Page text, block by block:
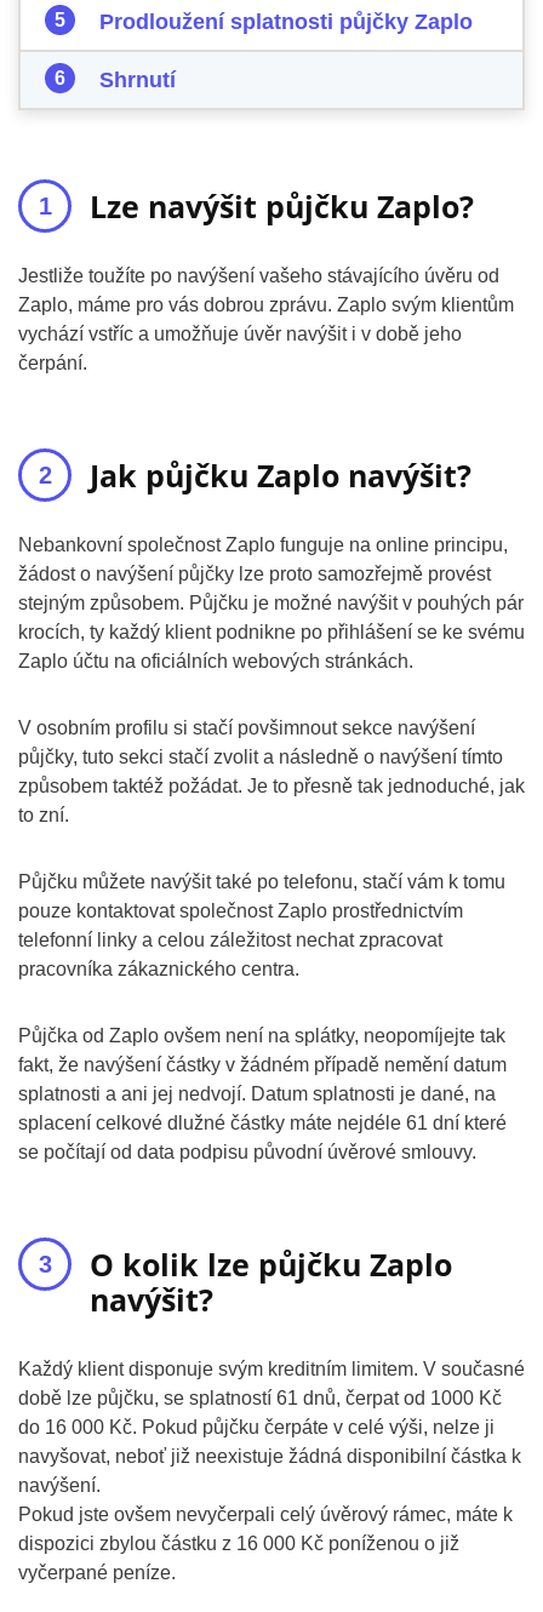
Prodloužení splatnosti půjčky Zaplo
Shrnutí
Lze navýšit půjčku Zaplo?
Jestliže toužíte po navýšení vašeho stávajícího úvěru od
Zaplo, máme pro vás dobrou zprávu. Zaplo svým klientům
vychází vstříc a umožňuje úvěr navýšit i v době jeho
čerpání.
Jak půjčku Zaplo navýšit?
Nebankovní společnost Zaplo funguje na online principu,
žádost o navýšení půjčky lze proto samozřejmě provést
stejným způsobem. Půjčku je možné navýšit v pouhých pár
krocích, ty každý klient podnikne po přihlášení se ke svému
Zaplo účtu na oficiálních webových stránkách.
V osobním profilu si stačí povšimnout sekce navýšení
půjčky, tuto sekci stačí zvolit a následně o navýšení tímto
způsobem taktéž požádat. Je to přesně tak jednoduché, jak
to zní.
Půjčku můžete navýšit také po telefonu, stačí vám k tomu
pouze kontaktovat společnost Zaplo prostřednictvím
telefonní linky a celou záležitost nechat zpracovat
pracovníka zákaznického centra.
Půjčka od Zaplo ovšem není na splátky, neopomíjejte tak
fakt, že navýšení částky v žádném případě nemění datum
splatnosti a ani jej nedvojí. Datum splatnosti je dané, na
splacení celkové dlužné částky máte nejdéle 61 dní které
se počítají od data podpisu původní úvěrové smlouvy.
O kolik lze půjčku Zaplo
navýšit?
Každý klient disponuje svým kreditním limitem. V současné
době lze půjčku, se splatností 61 dnů, čerpat od 1000 Kč
do 16 000 Kč. Pokud půjčku čerpáte v celé výši, nelze ji
navyšovat, neboť již neexistuje žádná disponibilní částka k
navýšení.
Pokud jste ovšem nevyčerpali celý úvěrový rámec, máte k
dispozici zbylou částku z 16 000 Kč poníženou o již
vyčerpané peníze.